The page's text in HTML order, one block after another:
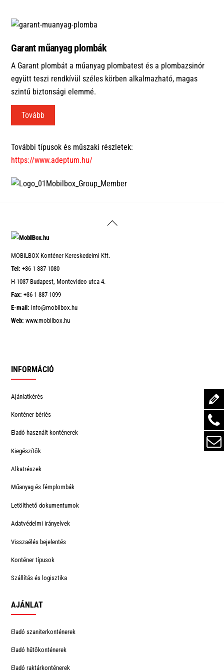
Garant műanyag plombák
A Garant plombát a műanyag plombatest és a plombazsinór
együtt teszi rendkívül széles körben alkalmazható, magas
szintű biztonsági elemmé.
Tovább
További típusok és műszaki részletek:
https://www.adeptum.hu/
Back
MOBILBOX Konténer Kereskedelmi Kft.
Tel: +36 1 887-1080
H-1037 Budapest, Montevideo utca 4.
Fax: +36 1 887-1099
E-mail: info@mobilbox.hu
Web: www.mobilbox.hu
INFORMÁCIÓ
Ajánlatkérés
Konténer bérlés
Eladó használt konténerek
Kiegészítők
Alkatrészek
Műanyag és fémplombák
Letölthető dokumentumok
Adatvédelmi irányelvek
Visszaélés bejelentés
Konténer típusok
Szállítás és logisztika
AJÁNLAT
Eladó szaniterkonténerek
Eladó hűtőkonténerek
Eladó raktárkonténerek